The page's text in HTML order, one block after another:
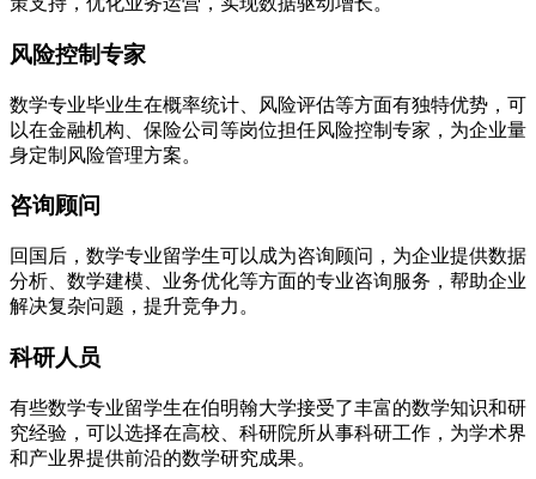
风险控制专家
数学专业毕业生在概率统计、风险评估等方面有独特优势，可
以在金融机构、保险公司等岗位担任风险控制专家，为企业量
身定制风险管理方案。
咨询顾问
回国后，数学专业留学生可以成为咨询顾问，为企业提供数据
分析、数学建模、业务优化等方面的专业咨询服务，帮助企业
解决复杂问题，提升竞争力。
科研人员
有些数学专业留学生在伯明翰大学接受了丰富的数学知识和研
究经验，可以选择在高校、科研院所从事科研工作，为学术界
和产业界提供前沿的数学研究成果。